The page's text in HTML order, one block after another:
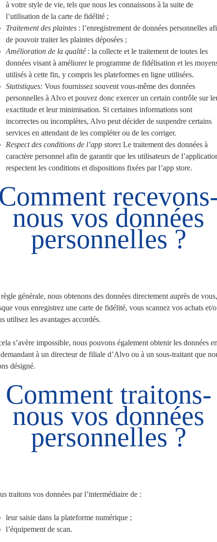
à votre style de vie, tels que nous les connaissons à la suite de
l’utilisation de la carte de fidélité ;
Traitement des plaintes : l’enregistrement de données personnelles
de pouvoir traiter les plaintes déposées ;
Amélioration de la qualité: la collecte et le traitement de toutes les
données visant à améliorer le programme de fidélisation et les
utilisés à cette fin, y compris les plateformes en ligne utilisées.
Statistiques: Vous fournissez souvent vous-même des données
personnelles à Alvo et pouvez donc exercer un certain contrôle sur
exactitude et leur minimisation. Si certaines informations sont
incorrectes ou incomplètes, Alvo peut décider de suspendre certains
services en attendant de les compléter ou de les corriger.
Respect des conditions de l’app store: Le traitement des données à
caractère personnel afin de garantir que les utilisateurs de
respectent les conditions et dispositions fixées par l’app store.
nous vos données
personnelles ?
générale, nous obtenons des données directement auprès de vous,
vous enregistrez une carte de fidélité, vous scannez vos achats et/
utilisez les avantages accordés.
s’avère impossible, nous pouvons également obtenir les données
à un directeur de filiale d’Alvo ou à un sous-traitant que
désigné.
Comment traitons-
nous vos données
personnelles ?
traitons vos données par l’intermédiaire de :
leur saisie dans la plateforme numérique ;
l’équipement de scan.